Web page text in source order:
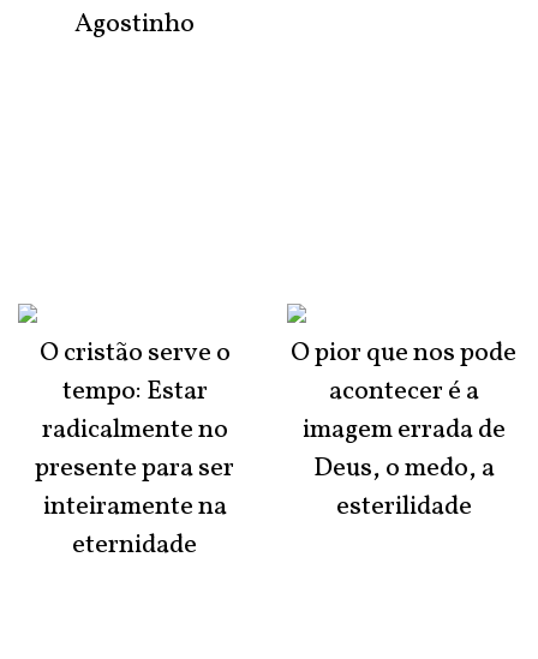
Agostinho
O cristão serve o
tempo: Estar
radicalmente no
presente para ser
inteiramente na
eternidade
O pior que nos pode
acontecer é a
imagem errada de
Deus, o medo, a
esterilidade